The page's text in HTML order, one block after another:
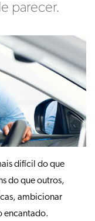
parecer.
difícil do que
do que outros,
ambicionar
encantado.